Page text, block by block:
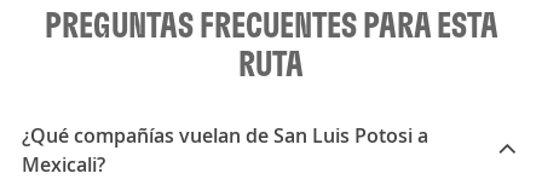
PREGUNTAS FRECUENTES PARA ESTA
RUTA
¿Qué compañías vuelan de San Luis Potosi a
Mexicali?